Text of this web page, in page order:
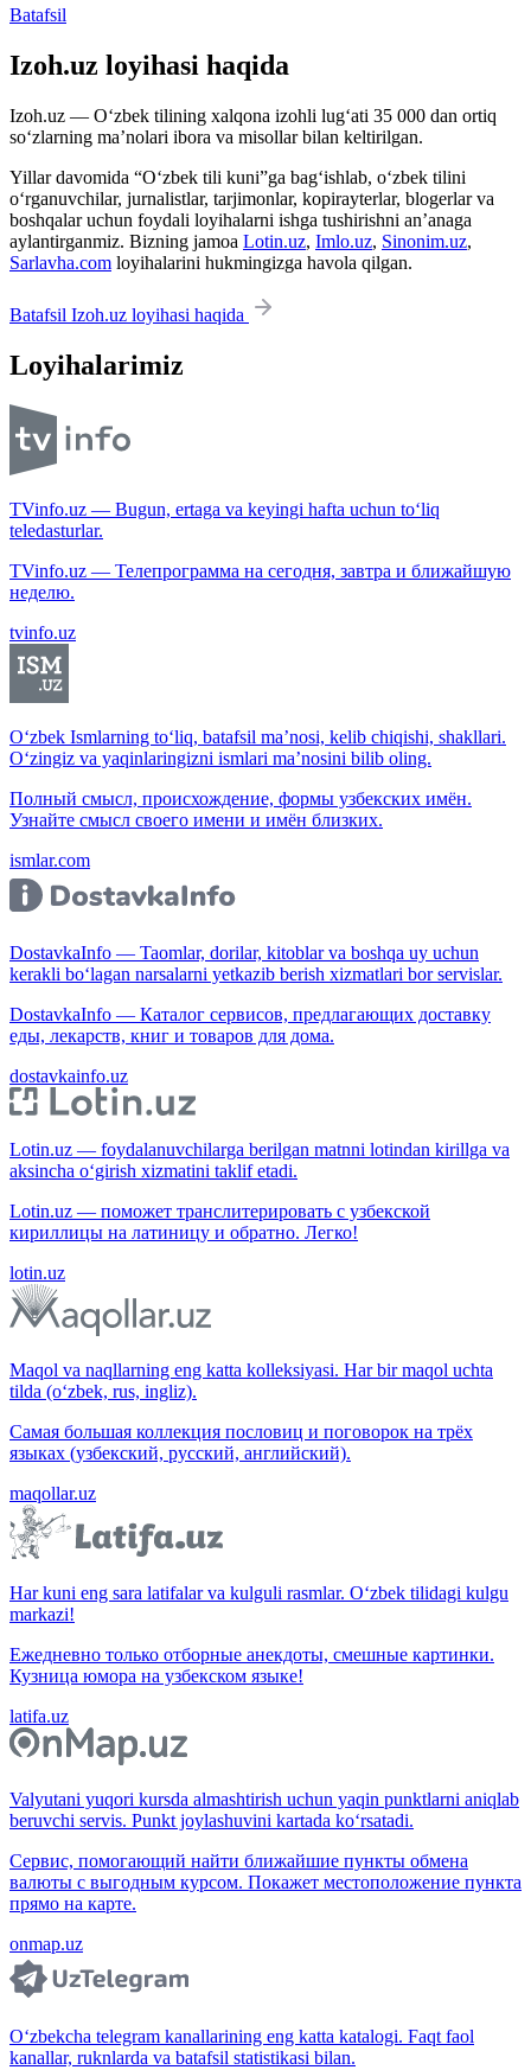
Batafsil
Izoh.uz loyihasi haqida
Izoh.uz — O‘zbek tilining xalqona izohli lug‘ati 35 000 dan ortiq
so‘zlarning ma’nolari ibora va misollar bilan keltirilgan.
Yillar davomida “O‘zbek tili kuni”ga bag‘ishlab, o‘zbek tilini
o‘rganuvchilar, jurnalistlar, tarjimonlar, kopirayterlar, blogerlar va
boshqalar uchun foydali loyihalarni ishga tushirishni an’anaga
aylantirganmiz. Bizning jamoa Lotin.uz, Imlo.uz, Sinonim.uz,
Sarlavha.com loyihalarini hukmingizga havola qilgan.
Batafsil Izoh.uz loyihasi haqida
Loyihalarimiz
TVinfo.uz — Bugun, ertaga va keyingi hafta uchun to‘liq
teledasturlar.
TVinfo.uz — Телепрограмма на сегодня, завтра и ближайшую
неделю.
tvinfo.uz
O‘zbek Ismlarning to‘liq, batafsil ma’nosi, kelib chiqishi, shakllari.
O‘zingiz va yaqinlaringizni ismlari ma’nosini bilib oling.
Полный смысл, происхождение, формы узбекских имён.
Узнайте смысл своего имени и имён близких.
ismlar.com
DostavkaInfo — Taomlar, dorilar, kitoblar va boshqa uy uchun
kerakli bo‘lagan narsalarni yetkazib berish xizmatlari bor servislar.
DostavkaInfo — Каталог сервисов, предлагающих доставку
еды, лекарств, книг и товаров для дома.
dostavkainfo.uz
Lotin.uz — foydalanuvchilarga berilgan matnni lotindan kirillga va
aksincha o‘girish xizmatini taklif etadi.
Lotin.uz — поможет транслитерировать с узбекской
кириллицы на латиницу и обратно. Легко!
lotin.uz
Maqol va naqllarning eng katta kolleksiyasi. Har bir maqol uchta
tilda (o‘zbek, rus, ingliz).
Самая большая коллекция пословиц и поговорок на трёх
языках (узбекский, русский, английский).
maqollar.uz
Har kuni eng sara latifalar va kulguli rasmlar. O‘zbek tilidagi kulgu
markazi!
Ежедневно только отборные анекдоты, смешные картинки.
Кузница юмора на узбекском языке!
latifa.uz
Valyutani yuqori kursda almashtirish uchun yaqin punktlarni aniqlab
beruvchi servis. Punkt joylashuvini kartada ko‘rsatadi.
Сервис, помогающий найти ближайшие пункты обмена
валюты с выгодным курсом. Покажет местоположение пункта
прямо на карте.
onmap.uz
O‘zbekcha telegram kanallarining eng katta katalogi. Faqt faol
kanallar, ruknlarda va batafsil statistikasi bilan.